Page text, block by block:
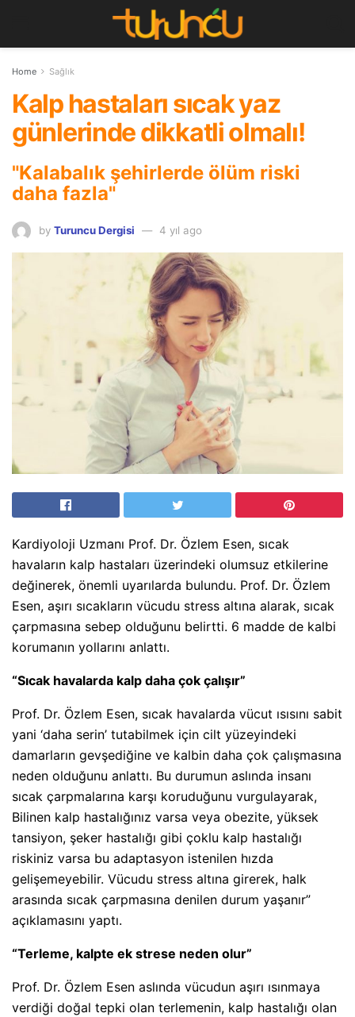
Home Sağlık
Kalp hastaları sıcak yaz
günlerinde dikkatli olmalı!
"Kalabalık şehirlerde ölüm riski
daha fazla"
by Turuncu Dergisi 4 yıl ago
Kardiyoloji Uzmanı Prof. Dr. Özlem Esen, sıcak
havaların kalp hastaları üzerindeki olumsuz etkilerine
değinerek, önemli uyarılarda bulundu. Prof. Dr. Özlem
Esen, aşırı sıcakların vücudu stress altına alarak, sıcak
çarpmasına sebep olduğunu belirtti. 6 madde de kalbi
korumanın yollarını anlattı.
“Sıcak havalarda kalp daha çok çalışır”
Prof. Dr. Özlem Esen, sıcak havalarda vücut ısısını sabit
yani ‘daha serin’ tutabilmek için cilt yüzeyindeki
damarların gevşediğine ve kalbin daha çok çalışmasına
neden olduğunu anlattı. Bu durumun aslında insanı
sıcak çarpmalarına karşı koruduğunu vurgulayarak,
Bilinen kalp hastalığınız varsa veya obezite, yüksek
tansiyon, şeker hastalığı gibi çoklu kalp hastalığı
riskiniz varsa bu adaptasyon istenilen hızda
gelişemeyebilir. Vücudu stress altına girerek, halk
arasında sıcak çarpmasına denilen durum yaşanır”
açıklamasını yaptı.
“Terleme, kalpte ek strese neden olur”
Prof. Dr. Özlem Esen aslında vücudun aşırı ısınmaya
verdiği doğal tepki olan terlemenin, kalp hastalığı olan